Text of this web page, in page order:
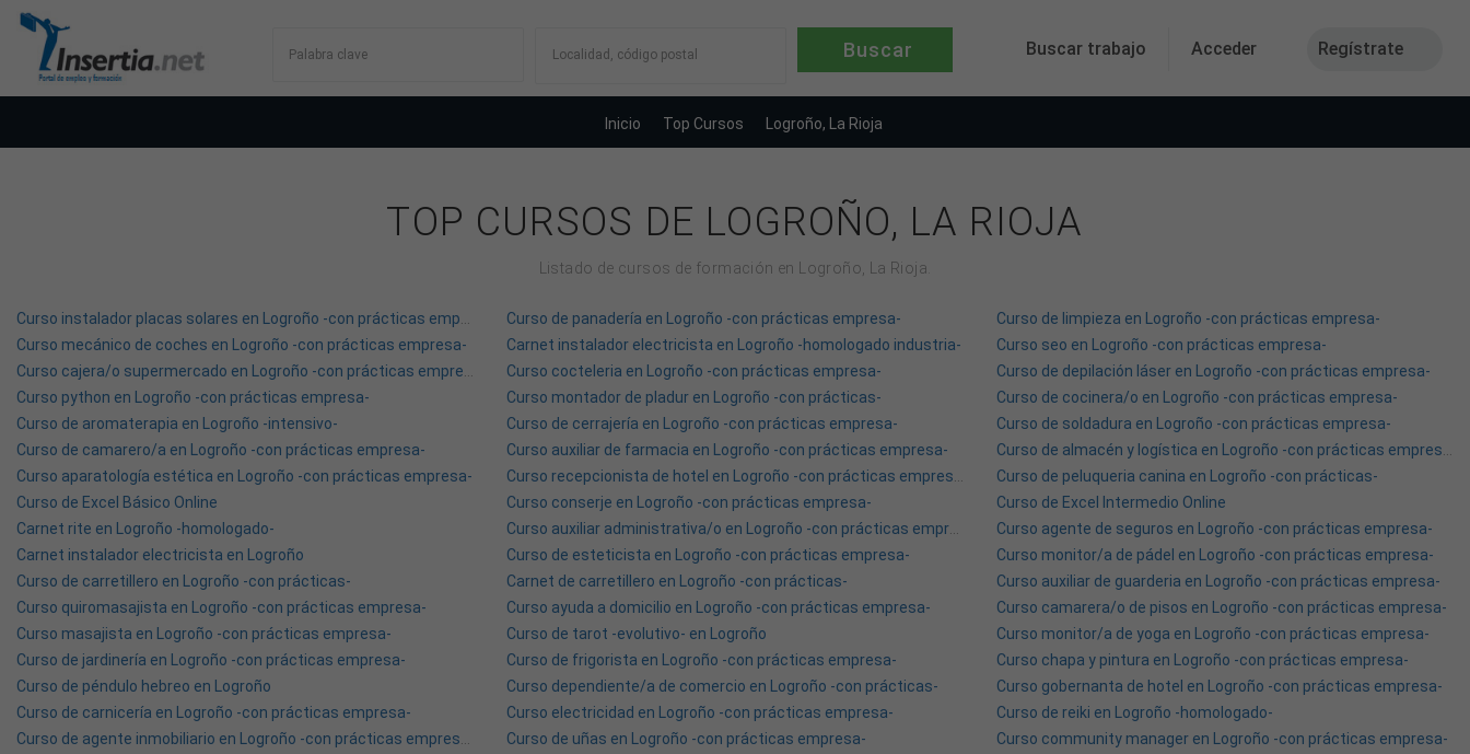
Buscar trabajo Acceder Regístrate
Localidad, código postal
Inicio Top Cursos Logroño, La Rioja
TOP CURSOS DE LOGROÑO, LA RIOJA
Listado de cursos de formación en Logroño, La Rioja.
Curso de panadería en Logroño -con prácticas empresa-
Curso de limpieza en Logroño -con prácticas empresa-
Curso mecánico de coches en Logroño -con prácticas empresa-
Carnet instalador electricista en Logroño -homologado industria-
Curso seo en Logroño -con prácticas empresa-
Curso cocteleria en Logroño -con prácticas empresa-
Curso de depilación láser en Logroño -con prácticas empresa-
Curso python en Logroño -con prácticas empresa-
Curso montador de pladur en Logroño -con prácticas-
Curso de cocinera/o en Logroño -con prácticas empresa-
Curso de aromaterapia en Logroño -intensivo-
Curso de cerrajería en Logroño -con prácticas empresa-
Curso de soldadura en Logroño -con prácticas empresa-
Curso de camarero/a en Logroño -con prácticas empresa-
Curso auxiliar de farmacia en Logroño -con prácticas empresa-
Curso aparatología estética en Logroño -con prácticas empresa-
Curso de peluqueria canina en Logroño -con prácticas-
Curso de Excel Básico Online
Curso conserje en Logroño -con prácticas empresa-
Curso de Excel Intermedio Online
Carnet rite en Logroño -homologado-
Curso agente de seguros en Logroño -con prácticas empresa-
Carnet instalador electricista en Logroño
Curso de esteticista en Logroño -con prácticas empresa-
Curso monitor/a de pádel en Logroño -con prácticas empresa-
Curso de carretillero en Logroño -con prácticas-
Carnet de carretillero en Logroño -con prácticas-
Curso auxiliar de guarderia en Logroño -con prácticas empresa-
Curso quiromasajista en Logroño -con prácticas empresa-
Curso ayuda a domicilio en Logroño -con prácticas empresa-
Curso camarera/o de pisos en Logroño -con prácticas empresa-
Curso masajista en Logroño -con prácticas empresa-
Curso de tarot -evolutivo- en Logroño
Curso monitor/a de yoga en Logroño -con prácticas empresa-
Curso de jardinería en Logroño -con prácticas empresa-
Curso de frigorista en Logroño -con prácticas empresa-
Curso chapa y pintura en Logroño -con prácticas empresa-
Curso de péndulo hebreo en Logroño
Curso dependiente/a de comercio en Logroño -con prácticas-
Curso gobernanta de hotel en Logroño -con prácticas empresa-
Curso de carnicería en Logroño -con prácticas empresa-
Curso electricidad en Logroño -con prácticas empresa-
Curso de reiki en Logroño -homologado-
Curso de uñas en Logroño -con prácticas empresa-
Curso community manager en Logroño -con prácticas empresa-